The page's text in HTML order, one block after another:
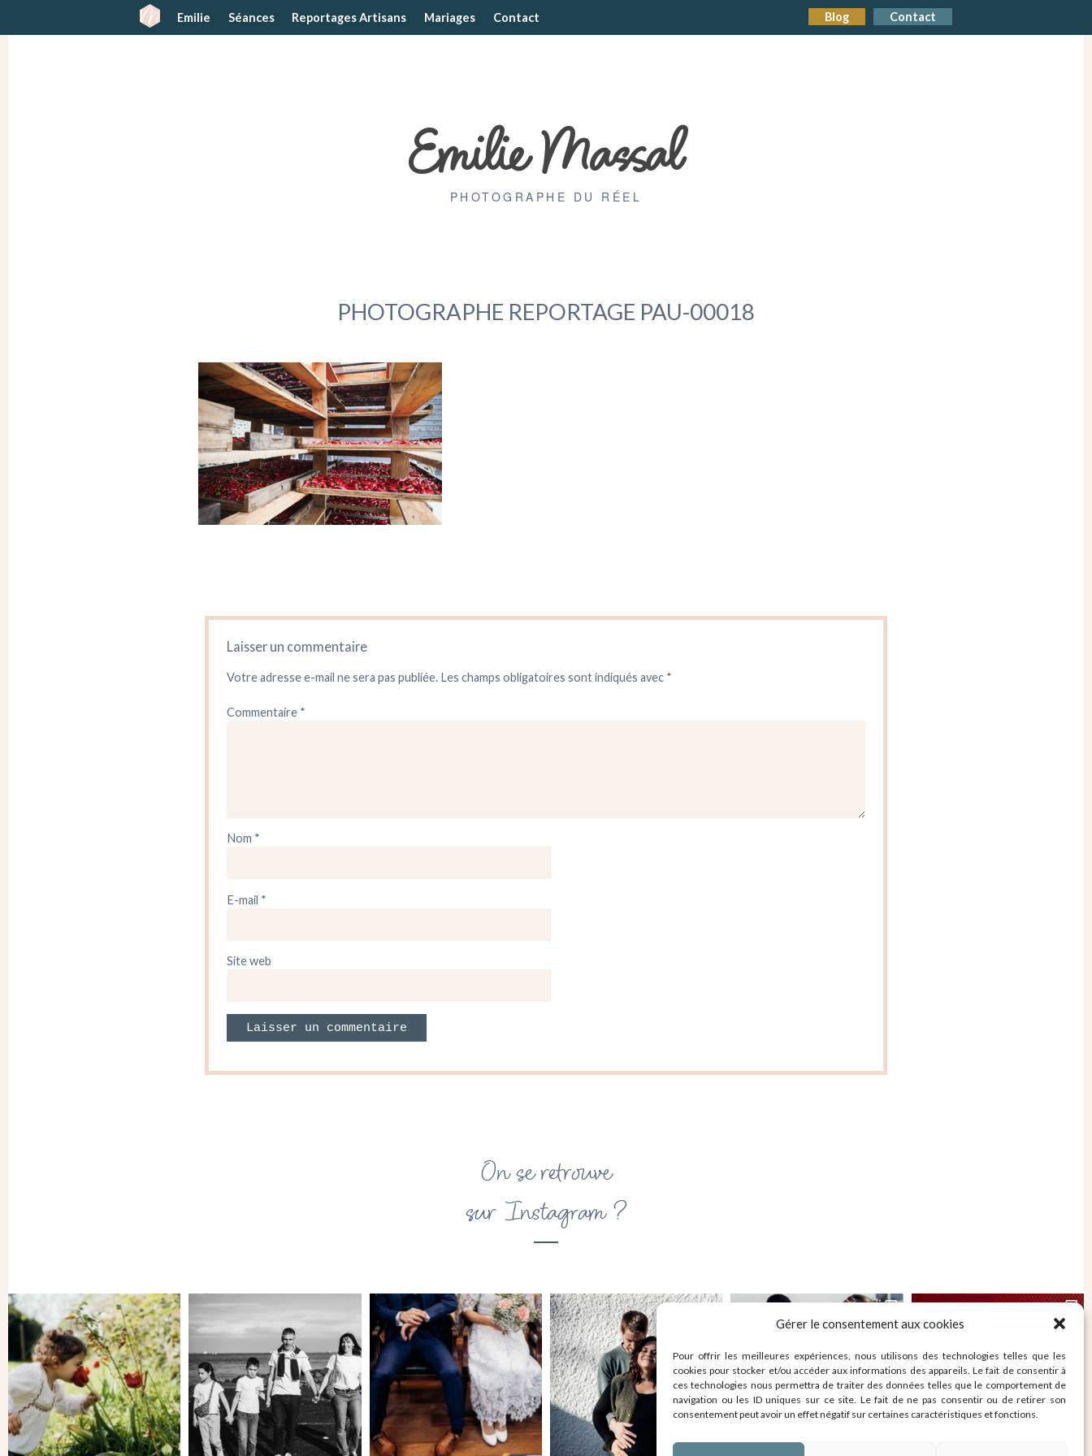
Gérer le consentement aux cookies
Pour offrir les meilleures expériences, nous utilisons des technologies telles que les
cookies pour stocker et/ou accéder aux informations des appareils. Le fait de consentir à
ces technologies nous permettra de traiter des données telles que le comportement de
navigation ou les ID uniques sur ce site. Le fait de ne pas consentir ou de retirer son
consentement peut avoir un effet négatif sur certaines caractéristiques et fonctions.
Contact
Blog
Emilie Séances Reportages Artisans Mariages Contact
Emilie Massal
PHOTOGRAPHE DU RÉEL
PHOTOGRAPHE REPORTAGE PAU-00018
Laisser un commentaire
Votre adresse e-mail ne sera pas publiée. Les champs obligatoires sont indiqués avec *
Commentaire *
Nom *
E-mail *
Site web
On se retrouve
sur Instagram ?